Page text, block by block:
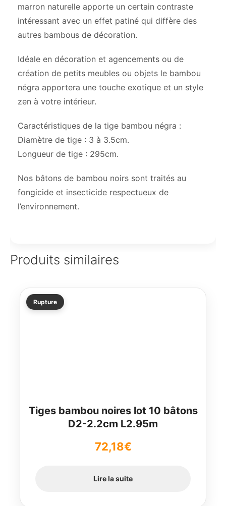
marron naturelle apporte un certain contraste
intéressant avec un effet patiné qui diffère des
autres bambous de décoration.
Idéale en décoration et agencements ou de
création de petits meubles ou objets le bambou
négra apportera une touche exotique et un style
zen à votre intérieur.
Caractéristiques de la tige bambou négra :
Diamètre de tige : 3 à 3.5cm.
Longueur de tige : 295cm.
Nos bâtons de bambou noirs sont traités au
fongicide et insecticide respectueux de
l’environnement.
Produits similaires
Rupture
Tiges bambou noires lot 10 bâtons
D2-2.2cm L2.95m
72,18€
Lire la suite